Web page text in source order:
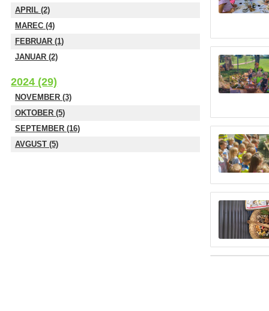
APRIL (2)
MAREC (4)
FEBRUAR (1)
JANUAR (2)
2024 (29)
NOVEMBER (3)
OKTOBER (5)
SEPTEMBER (16)
AVGUST (5)